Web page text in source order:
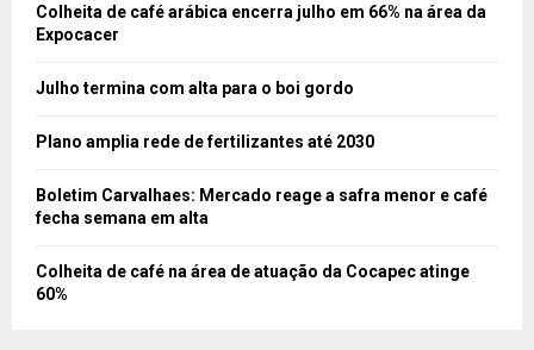
Colheita de café arábica encerra julho em 66% na área da
Expocacer
Julho termina com alta para o boi gordo
Plano amplia rede de fertilizantes até 2030
Boletim Carvalhaes: Mercado reage a safra menor e café
fecha semana em alta
Colheita de café na área de atuação da Cocapec atinge
60%